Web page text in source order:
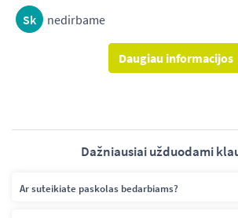
Sk nedirbame
Daugiau informacijos
Dažniausiai užduodami
Ar suteikiate paskolas bedarbiams?